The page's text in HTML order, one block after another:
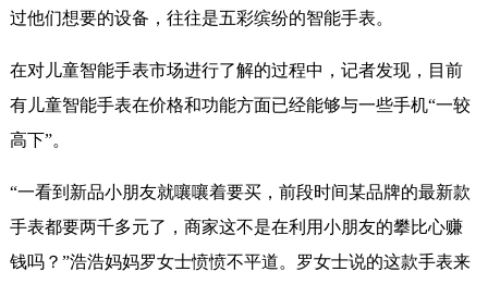
过他们想要的设备，往往是五彩缤纷的智能手表。
在对儿童智能手表市场进行了解的过程中，记者发现，目前
有儿童智能手表在价格和功能方面已经能够与一些手机“一较
高下”。
“一看到新品小朋友就嚷嚷着要买，前段时间某品牌的最新款
手表都要两千多元了，商家这不是在利用小朋友的攀比心赚
钱吗？”浩浩妈妈罗女士愤愤不平道。罗女士说的这款手表来